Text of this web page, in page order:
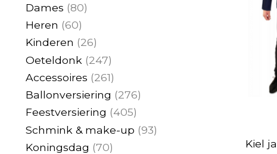
Dames (80)
Heren (60)
Kinderen (26)
Oeteldonk (247)
Accessoires (261)
Ballonversiering (276)
Feestversiering (405)
Schmink & make-up (93)
Koningsdag (70)
Kiel